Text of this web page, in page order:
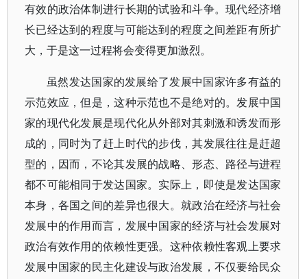
有效的政治体制进行长期的试验和斗争。现代经济增
长已经达到的程度与可能达到的程度之间差距有所扩
大，于是这一过程将会变得更加激烈。
虽然发达国家的发展给了发展中国家许多有益的
示范效应，但是，这种示范也不是绝对的。发展中国
家的现代化发展是现代化从外部对其刺激和诱发而形
成的，同时为了赶上时代的步伐，其发展往往是赶超
型的，因而，不论其发展的战略、形态、路径与进程
都不可能相同于发达国家。实际上，即使是发达国家
本身，各国之间的差异也很大。就政治在经济与社会
发展中的作用而言，发展中国家的经济与社会发展对
政治有效作用的依赖性更强。这种依赖性客观上要求
发展中国家的民主化建设与政治发展，不仅要给民众